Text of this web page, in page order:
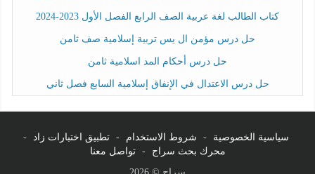
كتاب الطالب لغة عربية الصف الرابع الفصل الأول 2023-2024
حل درس مؤمن ال يس تربية إسلامية صف ثامن
حل درس أحكام المد اسلامية ثامن
حل درس الاعتدال في الإنفاق إسلامية السابع فصل ثاني
سياسية الخصوصية - شروط الاستخدام - تطبيق اختبارات زاد
-
محرك بحث سراج
-
تواصل معنا